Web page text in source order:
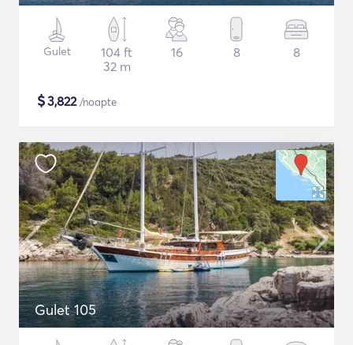
Gulet
104 ft
32 m
16 8 8
$3,822/noapte
Gulet 105